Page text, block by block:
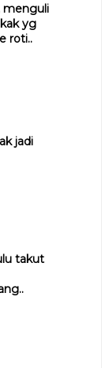
menguli
yg
roti..
jadi
takut